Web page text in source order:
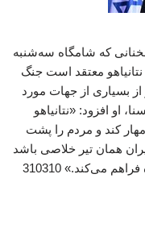
که شامگاه سه‌شنبه
معتقد است جنگ
بسیاری از جهات مورد
او افزود: «نتانیاهو
کند و مردم را پشت
همان تیر خلاصی باشد
می‌کند.» 310310